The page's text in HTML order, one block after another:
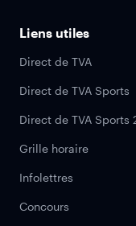
Liens utiles
Direct de TVA
Direct de TVA Sports
Direct de TVA Sports
Grille horaire
Infolettres
Concours